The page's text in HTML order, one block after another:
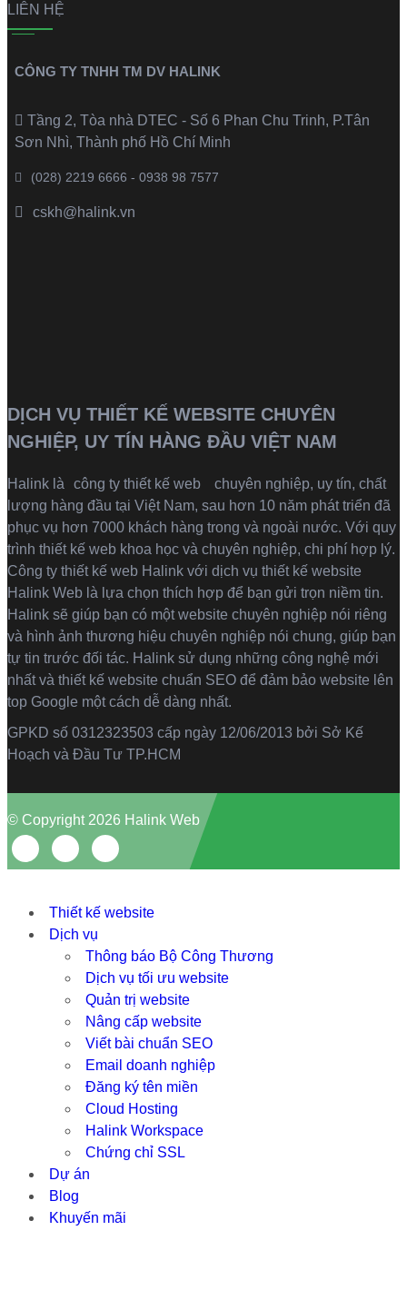
LIÊN HỆ
CÔNG TY TNHH TM DV HALINK
Tầng 2, Tòa nhà DTEC - Số 6 Phan Chu Trinh, P.Tân
Sơn Nhì, Thành phố Hồ Chí Minh
(028) 2219 6666 - 0938 98 7577
cskh@halink.vn
DỊCH VỤ THIẾT KẾ WEBSITE CHUYÊN
NGHIỆP, UY TÍN HÀNG ĐẦU VIỆT NAM
Halink là công ty thiết kế web
chuyên nghiệp, uy tín, chất
lượng hàng đầu tại Việt Nam, sau hơn 10 năm phát triển đã
phục vụ hơn 7000 khách hàng trong và ngoài nước. Với quy
trình thiết kế web khoa học và chuyên nghiệp, chi phí hợp lý.
Công ty thiết kế web Halink với dịch vụ thiết kế website
Halink Web là lựa chọn thích hợp để bạn gửi trọn niềm tin.
Halink sẽ giúp bạn có một website chuyên nghiệp nói riêng
và hình ảnh thương hiệu chuyên nghiệp nói chung, giúp bạn
tự tin trước đối tác. Halink sử dụng những công nghệ mới
nhất và thiết kế website chuẩn SEO để đảm bảo website lên
top Google một cách dễ dàng nhất.
GPKD số 0312323503 cấp ngày 12/06/2013 bởi Sở Kế
Hoạch và Đầu Tư TP.HCM
© Copyright 2026 Halink Web
Thiết kế website
Dịch vụ
Thông báo Bộ Công Thương
Dịch vụ tối ưu website
Quản trị website
Nâng cấp website
Viết bài chuẩn SEO
Email doanh nghiệp
Đăng ký tên miền
Cloud Hosting
Halink Workspace
Chứng chỉ SSL
Dự án
Blog
Khuyến mãi